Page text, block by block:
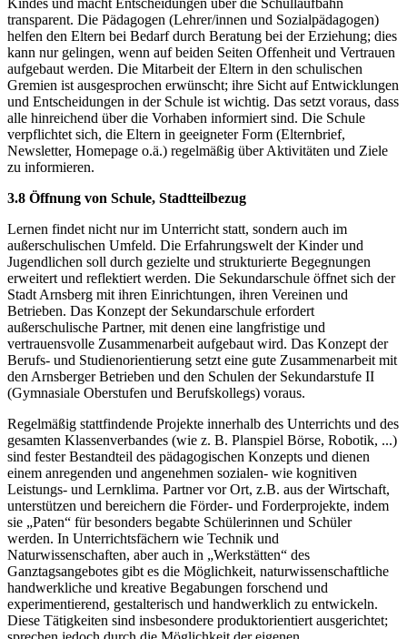
transparent. Die Pädagogen (Lehrer/innen und Sozialpädagogen)
helfen den Eltern bei Bedarf durch Beratung bei der Erziehung; dies
kann nur gelingen, wenn auf beiden Seiten Offenheit und Vertrauen
aufgebaut werden. Die Mitarbeit der Eltern in den schulischen
Gremien ist ausgesprochen erwünscht; ihre Sicht auf Entwicklungen
und Entscheidungen in der Schule ist wichtig. Das setzt voraus, dass
alle hinreichend über die Vorhaben informiert sind. Die Schule
verpflichtet sich, die Eltern in geeigneter Form (Elternbrief,
Newsletter, Homepage o.ä.) regelmäßig über Aktivitäten und Ziele
zu informieren.
3.8 Öffnung von Schule, Stadtteilbezug
Lernen findet nicht nur im Unterricht statt, sondern auch im
außerschulischen Umfeld. Die Erfahrungswelt der Kinder und
Jugendlichen soll durch gezielte und strukturierte Begegnungen
erweitert und reflektiert werden. Die Sekundarschule öffnet sich der
Stadt Arnsberg mit ihren Einrichtungen, ihren Vereinen und
Betrieben. Das Konzept der Sekundarschule erfordert
außerschulische Partner, mit denen eine langfristige und
vertrauensvolle Zusammenarbeit aufgebaut wird. Das Konzept der
Berufs- und Studienorientierung setzt eine gute Zusammenarbeit mit
den Arnsberger Betrieben und den Schulen der Sekundarstufe II
(Gymnasiale Oberstufen und Berufskollegs) voraus.
Regelmäßig stattfindende Projekte innerhalb des Unterrichts und des
gesamten Klassenverbandes (wie z. B. Planspiel Börse, Robotik, ...)
sind fester Bestandteil des pädagogischen Konzepts und dienen
einem anregenden und angenehmen sozialen- wie kognitiven
Leistungs- und Lernklima. Partner vor Ort, z.B. aus der Wirtschaft,
unterstützen und bereichern die Förder- und Forderprojekte, indem
sie „Paten“ für besonders begabte Schülerinnen und Schüler
werden. In Unterrichtsfächern wie Technik und
Naturwissenschaften, aber auch in „Werkstätten“ des
Ganztagsangebotes gibt es die Möglichkeit, naturwissenschaftliche
handwerkliche und kreative Begabungen forschend und
experimentierend, gestalterisch und handwerklich zu entwickeln.
Diese Tätigkeiten sind insbesondere produktorientiert ausgerichtet;